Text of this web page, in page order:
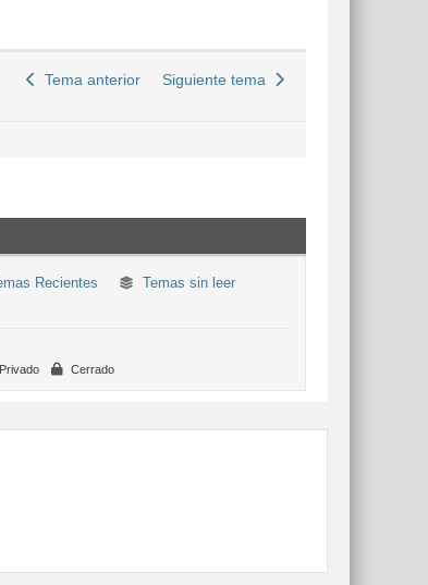
Tema anterior Siguiente tema
Recientes
Temas sin leer
Privado Cerrado